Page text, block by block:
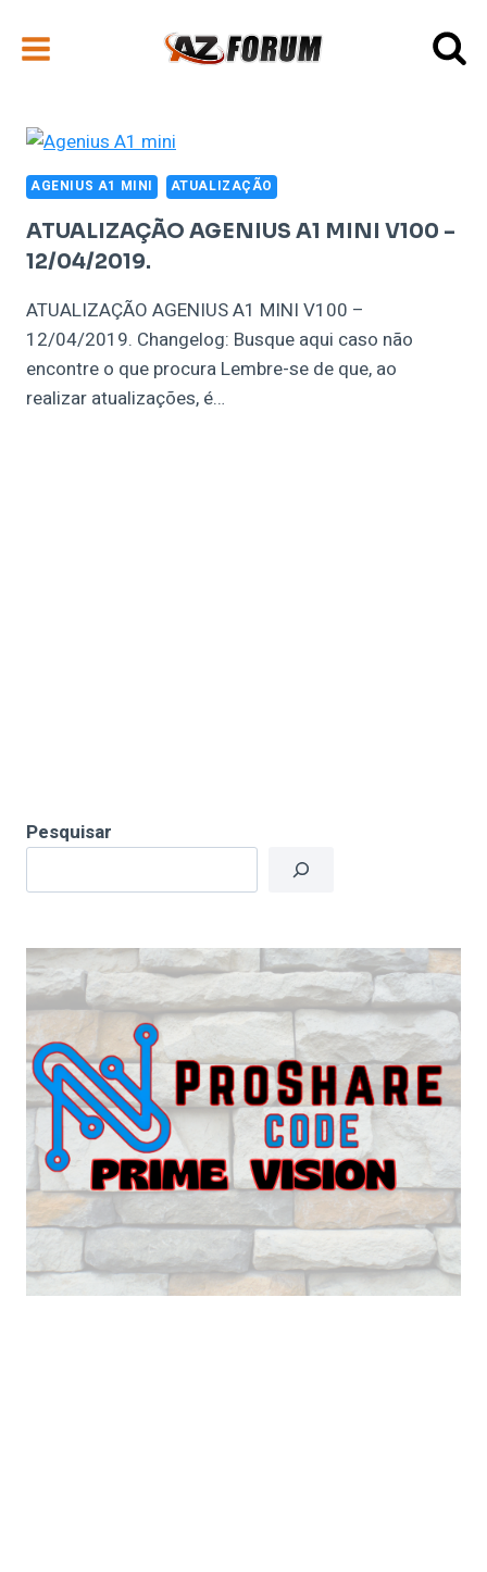
para
AGENIUS A1 MINI ATUALIZAÇÃO
ATUALIZAÇÃO AGENIUS A1 MINI V100 –
12/04/2019.
ATUALIZAÇÃO AGENIUS A1 MINI V100 –
12/04/2019. Changelog: Busque aqui caso não
encontre o que procura Lembre-se de que, ao
realizar atualizações, é…
Pesquisar